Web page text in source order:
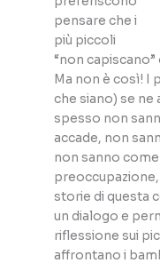
pensare che i
più piccoli
“non capiscano”
Ma non è così! I
che siano) se
spesso non
accade, non
non sanno
preoccupazione,
storie di questa
un dialogo e
riflessione sui
affrontano i